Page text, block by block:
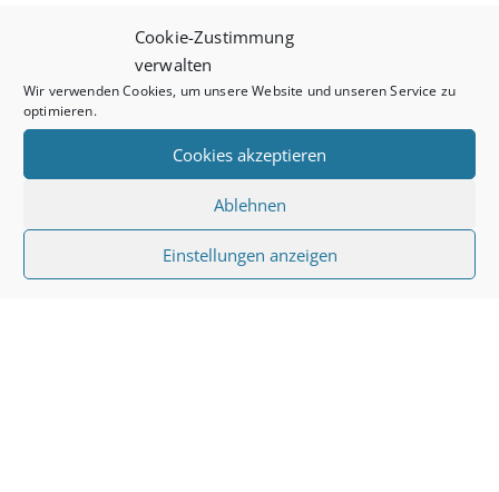
Cookie-Zustimmung
verwalten
Wir verwenden Cookies, um unsere Website und unseren Service zu
optimieren.
Cookies akzeptieren
Ablehnen
Einstellungen anzeigen
Alternative:
Diese Website verwendet Akismet, um Spam zu
reduzieren.Erfahre, wie deine Kommentardaten
verarbeitet werden.